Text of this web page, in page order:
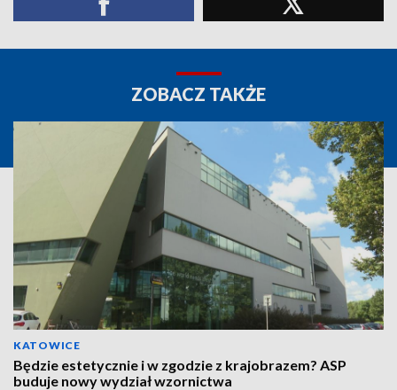
ZOBACZ TAKŻE
KATOWICE
Będzie estetycznie i w zgodzie z krajobrazem? ASP
buduje nowy wydział wzornictwa